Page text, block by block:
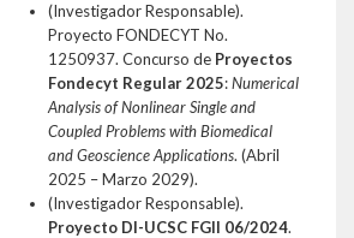
(Investigador Responsable).
Proyecto FONDECYT No.
1250937. Concurso de Proyectos
Fondecyt Regular 2025:Numerical
Analysis of Nonlinear Single and
Coupled Problems with Biomedical
and Geoscience Applications. (Abril
2025 – Marzo 2029).
(Investigador Responsable).
Proyecto DI-UCSC FGII 06/2024.